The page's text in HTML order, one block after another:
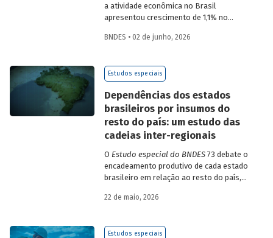
a atividade econômica no Brasil
apresentou crescimento de 1,1% no
imediatamente anterior, na série ajustada
próximos meses no
BNDES • 02 de junho, 2026
Estudos especiais
Dependências dos estados
brasileiros por insumos do
resto do país: um estudo das
cadeias inter-regionais
O Estudo especial do BNDES73 debate o
encadeamento produtivo de cada estado
brasileiro em relação ao resto do país,
quanto o estímulo a um estado ou setor
metodologia de construção de matrizes
22 de maio, 2026
Estudos especiais